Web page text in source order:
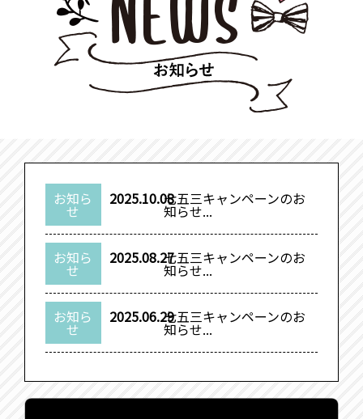
お知ら
せ
2025.10.08七五三キャンペーンのお
知らせ...
お知ら
せ
2025.08.27七五三キャンペーンのお
知らせ...
お知ら
せ
2025.06.29七五三キャンペーンのお
知らせ...